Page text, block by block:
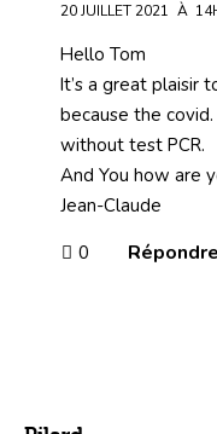
20 JUILLET 2021 À
Hello Tom
It’s a great plaisir
because the
without test PCR.
And You how are
Jean-Claude
0
Répondre